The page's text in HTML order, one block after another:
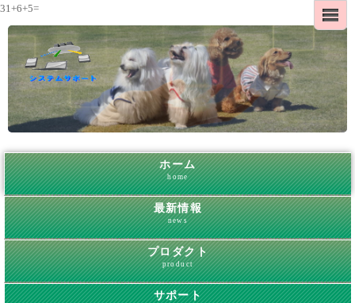
31+6+5=
ホーム
home
最新情報
news
プロダクト
product
サポート